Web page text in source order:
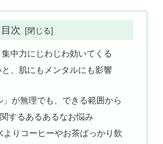
目次
中力にじわじわ効いてくる
、肌にもメンタルにも影響
が無理でも、できる範囲から
するあるあるなお悩み
よりコーヒーやお茶ばっかり飲